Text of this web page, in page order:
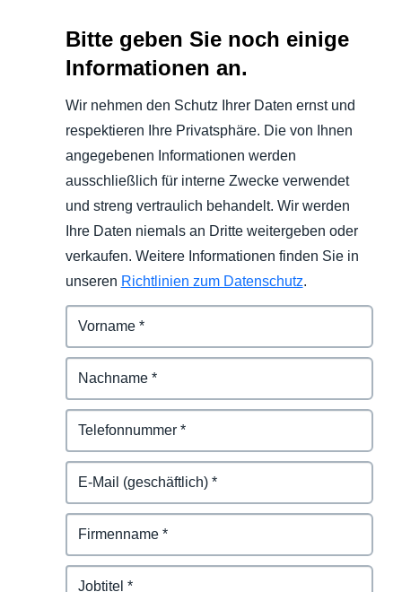
Bitte geben Sie noch einige
Informationen an.
Wir nehmen den Schutz Ihrer Daten ernst und
respektieren Ihre Privatsphäre. Die von Ihnen
angegebenen Informationen werden
ausschließlich für interne Zwecke verwendet
und streng vertraulich behandelt. Wir werden
Ihre Daten niemals an Dritte weitergeben oder
verkaufen. Weitere Informationen finden Sie in
unseren Richtlinien zum Datenschutz.